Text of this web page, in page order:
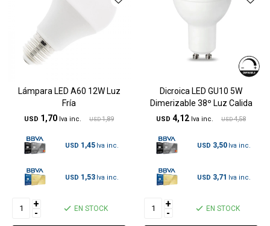
Lámpara LED A60 12W Luz
Fría
USD 1,70 USD 1,89
USD 1,45
USD 1,53
+
- EN STOCK
Dicroica LED GU10 5W
Dimerizable 38º Luz Calida
USD 4,12 USD 4,58
USD 3,50
USD 3,71
+
- EN STOCK